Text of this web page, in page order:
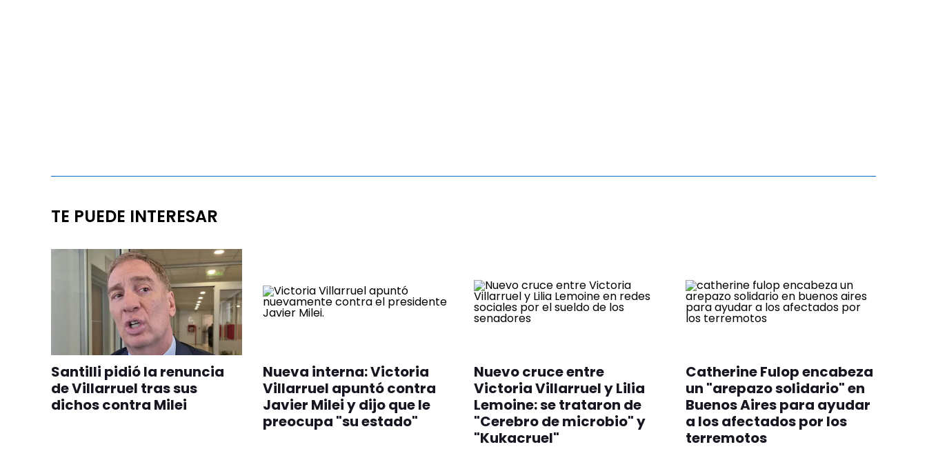
TE PUEDE INTERESAR
Santilli pidió la renuncia
de Villarruel tras sus
dichos contra Milei
Nueva interna: Victoria
Villarruel apuntó contra
Javier Milei y dijo que le
preocupa "su estado"
Nuevo cruce entre
Victoria Villarruel y Lilia
Lemoine: se trataron de
"Cerebro de microbio" y
"Kukacruel"
Catherine Fulop encabeza
un "arepazo solidario" en
Buenos Aires para ayudar
a los afectados por los
terremotos